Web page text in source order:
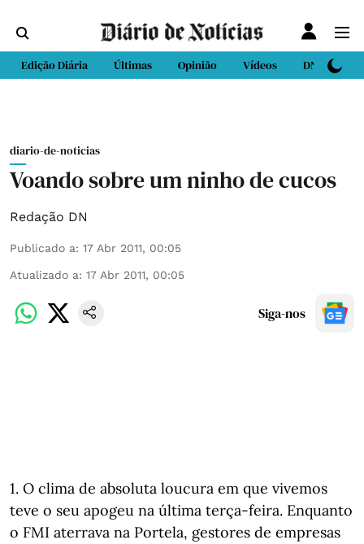
Edição Diária Últimas Opinião Vídeos DN Sport
diario-de-noticias
Voando sobre um ninho de cucos
Redação DN
Publicado a: 17 Abr 2011, 00:05
Atualizado a: 17 Abr 2011, 00:05
Siga-nos
1. O clima de absoluta loucura em que vivemos
teve o seu apogeu na última terça-feira. Enquanto
o FMI aterrava na Portela, gestores de empresas